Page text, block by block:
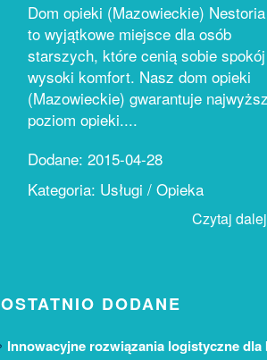
Dom opieki (Mazowieckie) Nestoria
to wyjątkowe miejsce dla osób
starszych, które cenią sobie
wysoki komfort. Nasz dom opieki
(Mazowieckie) gwarantuje
poziom opieki....
Dodane: 2015-04-28
Kategoria: Usługi / Opieka
Czytaj
OSTATNIO DODANE
Innowacyjne rozwiązania logistyczne dla